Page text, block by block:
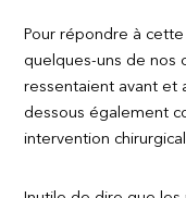
Pour répondre à
quelques-uns de nos
ressentaient avant et
dessous également
intervention